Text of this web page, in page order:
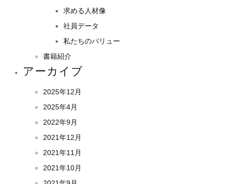
求める人材像
社員データ
私たちのバリュー
書籍紹介
アーカイブ
2025年12月
2025年4月
2022年9月
2021年12月
2021年11月
2021年10月